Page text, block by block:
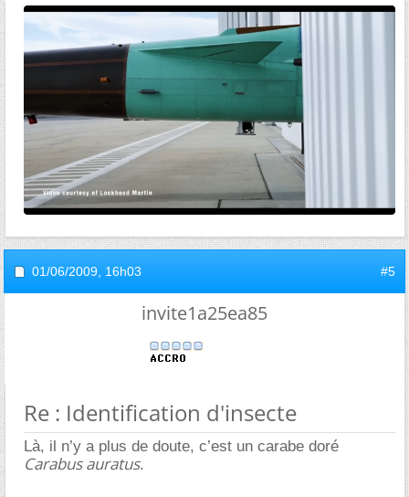
01/06/2009, 16h03 #5
invite1a25ea85
Re : Identification d'insecte
Là, il n’y a plus de doute, c’est un carabe doré
Carabus auratus.